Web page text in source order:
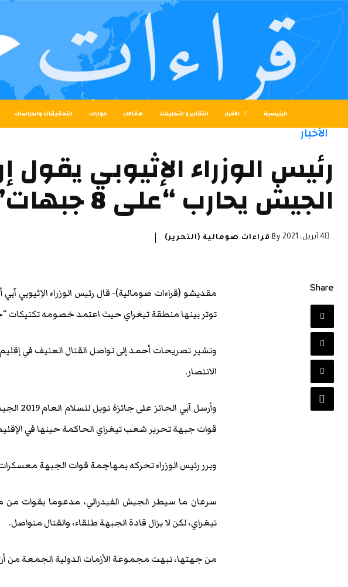
الرئيسية الأخبار التقارير و التحليلات مقالات حوارات التحقيقات والدراسات
الأخبار
رئيس الوزراء الإثيوبي يقول
الجيش يحارب “على 8 جبهات”
4 أبريل، 2021 By قراءات صومالية (التحرير)
توتر بينها منطقة تيغراي حيث اعتمد خصومه تكتيكات
وتشير تصريحات أحمد إلى تواصل القتال العنيف في
الانتصار.
وأرسل
قوات جبهة تحرير شعب تيغراي الحاكمة حينها في
وبرر رئيس الوزراء تحركه بمهاجمة قوات الجبهة
سرعان ما سيطر الجيش الفيدرالي، مدعوما بقوات من
تيغراي، لكن لا يزال قادة الجبهة طلقاء، والقتال متواصل.
من جهتها، نبهت مجموعة الأزمات الدولية الجمعة من
Share